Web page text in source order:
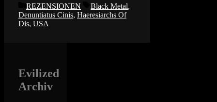
Kategorien
REZENSIONEN Schlagwörter
Black Metal,
Denuntiatus Cinis, Haeresiarchs Of
Dis, USA
Evilized
Archiv